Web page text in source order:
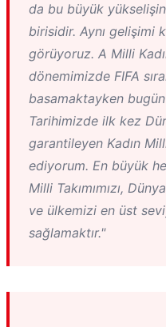
da bu büyük
birisidir. Aynı gelişimi
görüyoruz. A Milli
dönemimizde FIFA
basamaktayken
Tarihimizde ilk kez
garantileyen Kadın
ediyorum. En büyük
Milli Takımımızı,
ve ülkemizi en üst
sağlamaktır."